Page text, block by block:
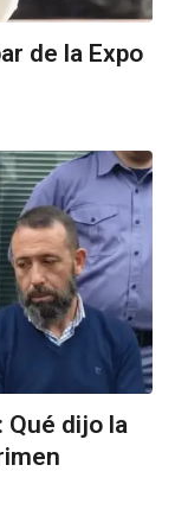
de la Expo
Qué dijo la